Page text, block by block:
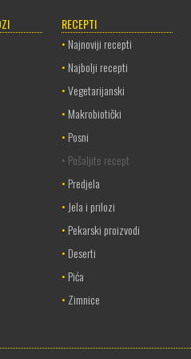
RECEPTI
• Najnoviji recepti
• Najbolji recepti
•Vegetarijanski
• Makrobiotički
• Posni
• Pošaljite recept
• Predjela
• Jela i prilozi
• Pekarski proizvodi
• Deserti
• Pića
• Zimnice